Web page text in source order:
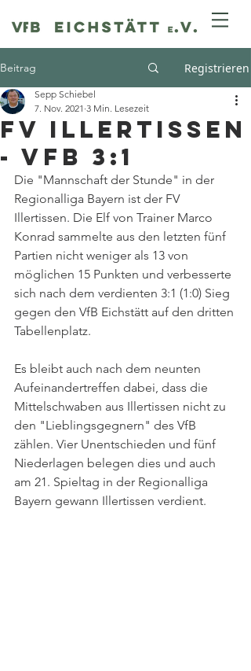
Beitrag Registrieren
FV Illertissen
- VfB 3:1
Sepp Schiebel
7. Nov. 2021 3 Min. Lesezeit
Die "Mannschaft der Stunde" in der
Regionalliga Bayern ist der FV
Illertissen. Die Elf von Trainer Marco
Konrad sammelte aus den letzten fünf
Partien nicht weniger als 13 von
möglichen 15 Punkten und verbesserte
sich nach dem verdienten 3:1 (1:0) Sieg
gegen den VfB Eichstätt auf den dritten
Tabellenplatz.
Es bleibt auch nach dem neunten
Aufeinandertreffen dabei, dass die
Mittelschwaben aus Illertissen nicht zu
den "Lieblingsgegnern" des VfB
zählen. Vier Unentschieden und fünf
Niederlagen belegen dies und auch
am 21. Spieltag in der Regionalliga
Bayern gewann Illertissen verdient.